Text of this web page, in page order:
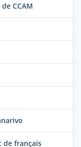
CCAM
de français